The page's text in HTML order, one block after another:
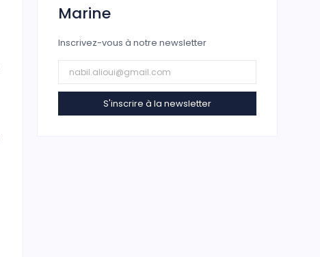
Marine
Inscrivez-vous à notre newsletter
S'inscrire à la newsletter